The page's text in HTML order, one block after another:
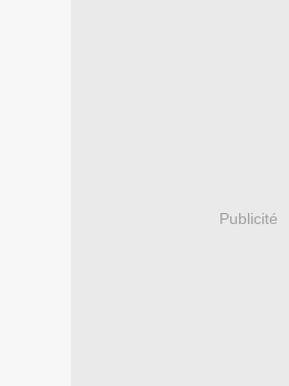
Publicité